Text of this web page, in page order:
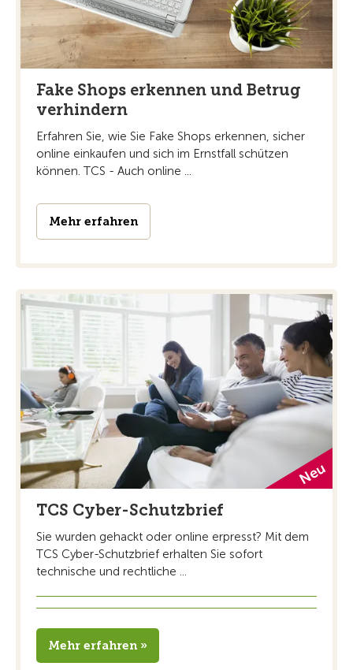
Fake Shops erkennen und Betrug
verhindern
Erfahren Sie, wie Sie Fake Shops erkennen, sicher
online einkaufen und sich im Ernstfall schützen
können. TCS - Auch online ...
Mehr erfahren
TCS Cyber-Schutzbrief
Sie wurden gehackt oder online erpresst? Mit dem
TCS Cyber-Schutzbrief erhalten Sie sofort
technische und rechtliche ...
Mehr erfahren »